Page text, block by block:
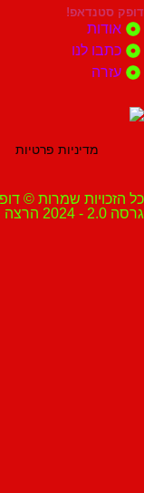
לנו
מדיניות פרטיות
שמרות © דופק סטנדאפ